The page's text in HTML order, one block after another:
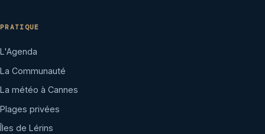
PRATIQUE
L'Agenda
La Communauté
La météo à Cannes
Plages privées
Îles de Lérins